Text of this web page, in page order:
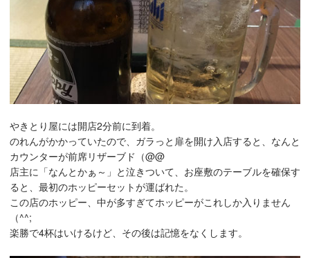
やきとり屋には開店2分前に到着。
のれんがかかっていたので、ガラっと扉を開け入店すると、なんと
カウンターが前席リザーブド（@@
店主に「なんとかぁ～」と泣きついて、お座敷のテーブルを確保す
ると、最初のホッピーセットが運ばれた。
この店のホッピー、中が多すぎてホッピーがこれしか入りません
（^^;
楽勝で4杯はいけるけど、その後は記憶をなくします。